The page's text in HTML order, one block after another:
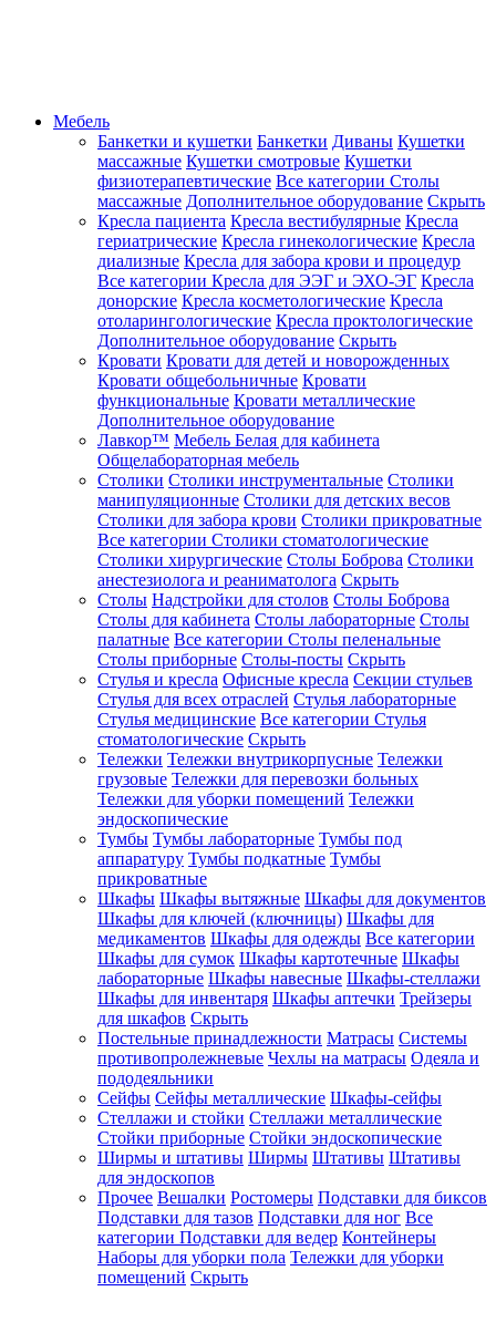
Мебель
Банкетки и кушетки Банкетки Диваны Кушетки
массажные Кушетки смотровые Кушетки
физиотерапевтические Все категории Столы
массажные Дополнительное оборудование Скрыть
Кресла пациента Кресла вестибулярные Кресла
гериатрические Кресла гинекологические Кресла
диализные Кресла для забора крови и процедур
Все категории Кресла для ЭЭГ и ЭХО-ЭГ Кресла
донорские Кресла косметологические Кресла
отоларингологические Кресла проктологические
Дополнительное оборудование Скрыть
Кровати Кровати для детей и новорожденных
Кровати общебольничные Кровати
функциональные Кровати металлические
Дополнительное оборудование
Лавкор™ Мебель Белая для кабинета
Общелабораторная мебель
Столики Столики инструментальные Столики
манипуляционные Столики для детских весов
Столики для забора крови Столики прикроватные
Все категории Столики стоматологические
Столики хирургические Столы Боброва Столики
анестезиолога и реаниматолога Скрыть
Столы Надстройки для столов Столы Боброва
Столы для кабинета Столы лабораторные Столы
палатные Все категории Столы пеленальные
Столы приборные Столы-посты Скрыть
Стулья и кресла Офисные кресла Секции стульев
Стулья для всех отраслей Стулья лабораторные
Стулья медицинские Все категории Стулья
стоматологические Скрыть
Тележки Тележки внутрикорпусные Тележки
грузовые Тележки для перевозки больных
Тележки для уборки помещений Тележки
эндоскопические
Тумбы Тумбы лабораторные Тумбы под
аппаратуру Тумбы подкатные Тумбы
прикроватные
Шкафы Шкафы вытяжные Шкафы для документов
Шкафы для ключей (ключницы) Шкафы для
медикаментов Шкафы для одежды Все категории
Шкафы для сумок Шкафы картотечные Шкафы
лабораторные Шкафы навесные Шкафы-стеллажи
Шкафы для инвентаря Шкафы аптечки Трейзеры
для шкафов Скрыть
Постельные принадлежности Матрасы Системы
противопролежневые Чехлы на матрасы Одеяла и
пододеяльники
Сейфы Сейфы металлические Шкафы-сейфы
Стеллажи и стойки Стеллажи металлические
Стойки приборные Стойки эндоскопические
Ширмы и штативы Ширмы Штативы Штативы
для эндоскопов
Прочее Вешалки Ростомеры Подставки для биксов
Подставки для тазов Подставки для ног Все
категории Подставки для ведер Контейнеры
Наборы для уборки пола Тележки для уборки
помещений Скрыть